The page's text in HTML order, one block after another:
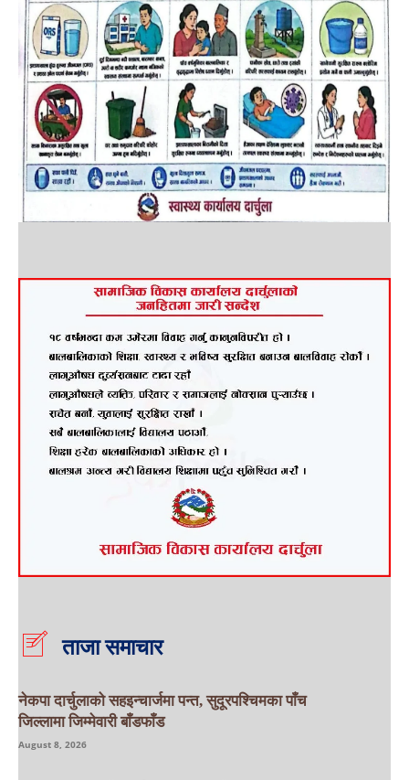
ताजा समाचार
नेकपा दार्चुलाको सहइन्चार्जमा पन्त, सुदूरपश्चिमका पाँच
जिल्लामा जिम्मेवारी बाँडफाँड
August 8, 2026